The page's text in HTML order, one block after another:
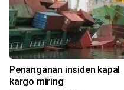
Penanganan insiden kapal
kargo miring